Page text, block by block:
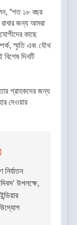
“গত ১৮ বছর
জন্য আমরা
কাছে
স্মৃতি এবং যৌথ
দিনটি
গ্রাহকদের জন্য
দেওয়ার
নির্যাতন
উপলক্ষে,